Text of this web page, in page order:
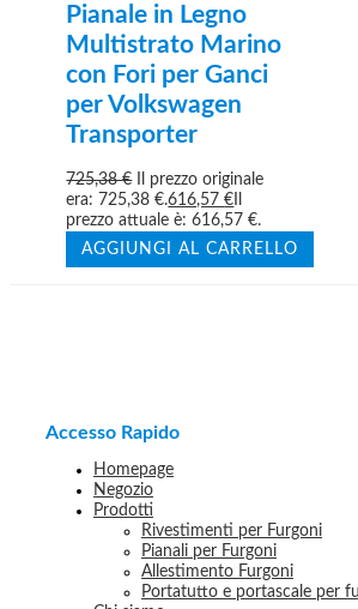
Pianale in Legno
Multistrato Marino
con Fori per Ganci
per Volkswagen
Transporter
725,38€
Il prezzo originale
era: 725,38 €.616,57€
prezzo attuale è: 616,57 €.
AGGIUNGI AL CARRELLO
Accesso Rapido
Homepage
Negozio
Prodotti
Rivestimenti per Furgoni
Pianali per Furgoni
Allestimento Furgoni
Portatutto e portascale per